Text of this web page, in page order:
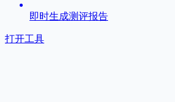
即时生成测评报告
打开工具